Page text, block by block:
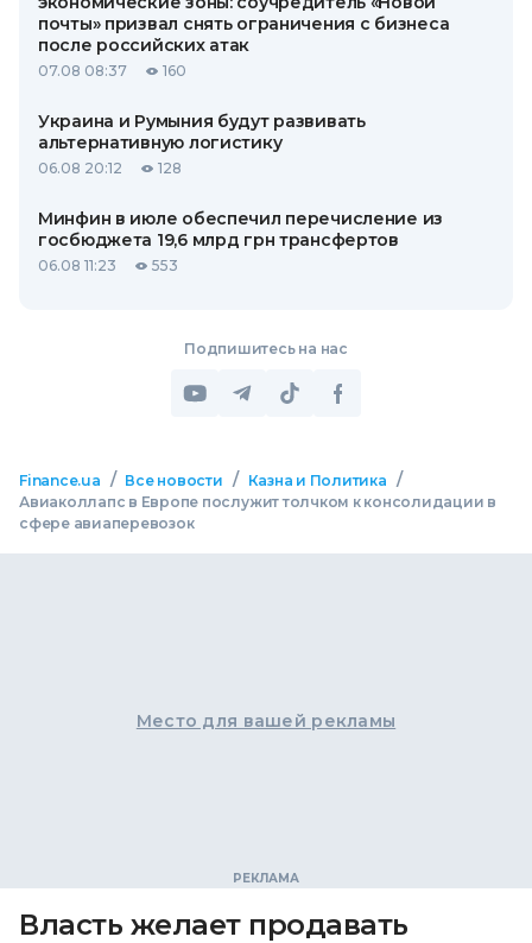
почты» призвал снять ограничения с бизнеса
после российских атак
07.08 08:37 160
Украина и Румыния будут развивать
альтернативную логистику
06.08 20:12 128
Минфин в июле обеспечил перечисление из
госбюджета 19,6 млрд грн трансфертов
06.08 11:23 553
Подпишитесь на нас
Finance.ua / Все новости / Казна и Политика /
Авиаколлапс в Европе послужит толчком к консолидации в
сфере авиаперевозок
Место для вашей рекламы
Власть желает продавать